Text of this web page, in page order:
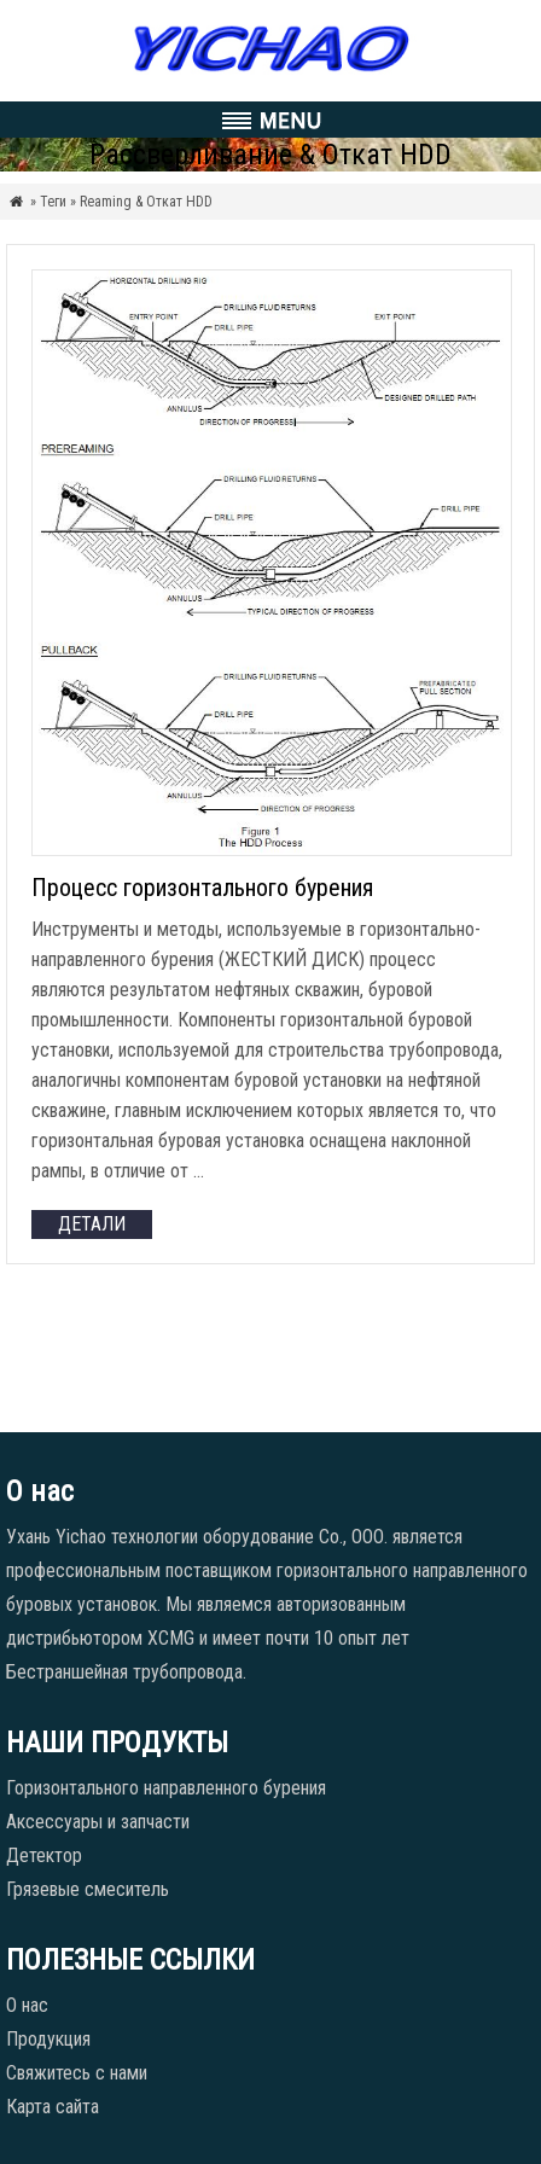
Рассверливание & Откат HDD
 » Теги » Reaming & Откат HDD
Процесс горизонтального бурения
Инструменты и методы, используемые в горизонтально-
направленного бурения (ЖЕСТКИЙ ДИСК) процесс
являются результатом нефтяных скважин, буровой
промышленности. Компоненты горизонтальной буровой
установки, используемой для строительства трубопровода,
аналогичны компонентам буровой установки на нефтяной
скважине, главным исключением которых является то, что
горизонтальная буровая установка оснащена наклонной
рампы, в отличие от …
ДЕТАЛИ
О нас
Ухань Yichao технологии оборудование Co., ООО. является
профессиональным поставщиком горизонтального направленного
буровых установок. Мы являемся авторизованным
дистрибьютором XCMG и имеет почти 10 опыт лет
Бестраншейная трубопровода.
НАШИ ПРОДУКТЫ
Горизонтального направленного бурения
Аксессуары и запчасти
Детектор
Грязевые смеситель
ПОЛЕЗНЫЕ ССЫЛКИ
О нас
Продукция
Свяжитесь с нами
Карта сайта